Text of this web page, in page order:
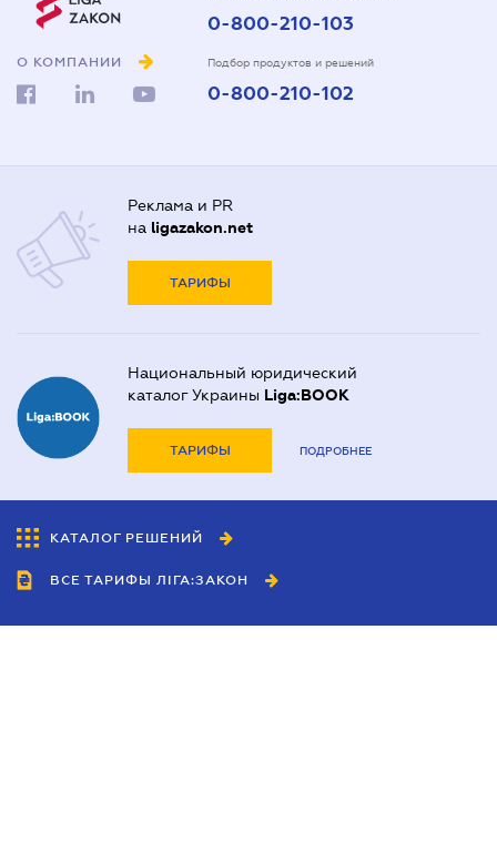
О КОМПАНИИ
0-800-210-103
Подбор продуктов и решений
0-800-210-102
Реклама и PR
на ligazakon.net
ТАРИФЫ
Национальный юридический
каталог Украины Liga:BOOK
ТАРИФЫ ПОДРОБНЕЕ
КАТАЛОГ РЕШЕНИЙ
ВСЕ ТАРИФЫ ЛІГА:ЗАКОН